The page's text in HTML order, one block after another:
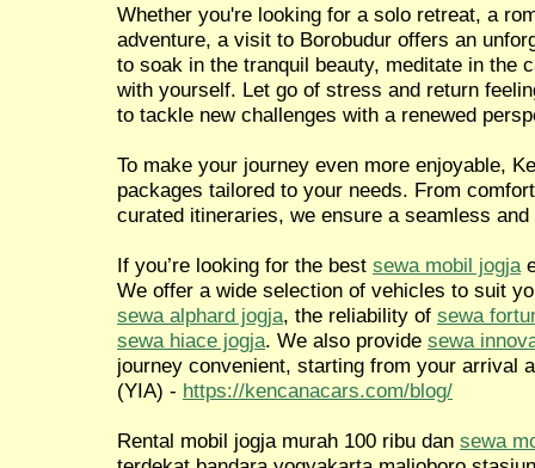
Whether you're looking for a solo retreat, a
adventure, a visit to Borobudur offers an
to soak in the tranquil beauty, meditate in the
with yourself. Let go of stress and return
to tackle new challenges with a renewed
To make your journey even more enjoyable,
packages tailored to your needs. From
curated itineraries, we ensure a seamless
If you’re looking for the best sewa mobil jogja
We offer a wide selection of vehicles to suit
sewa alphard jogja, the reliability of sewa
sewa hiace jogja. We also provide sewa
journey convenient, starting from your arrival
(YIA) - https://kencanacars.com/blog/
Rental mobil jogja murah 100 ribu dan sewa